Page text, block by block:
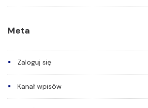
Meta
Zaloguj się
Kanał wpisów